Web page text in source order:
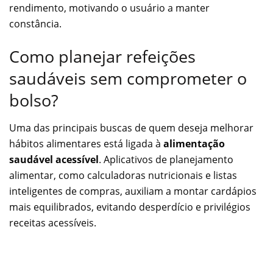
rendimento, motivando o usuário a manter
constância.
Como planejar refeições
saudáveis sem comprometer o
bolso?
Uma das principais buscas de quem deseja melhorar
hábitos alimentares está ligada à alimentação
saudável acessível. Aplicativos de planejamento
alimentar, como calculadoras nutricionais e listas
inteligentes de compras, auxiliam a montar cardápios
mais equilibrados, evitando desperdício e privilégios
receitas acessíveis.